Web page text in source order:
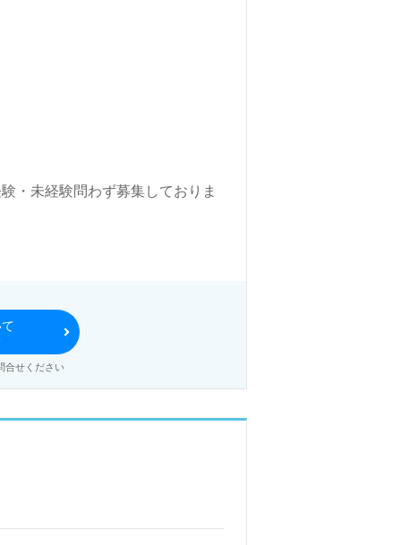
・未経験問わず募集しておりま
合せください